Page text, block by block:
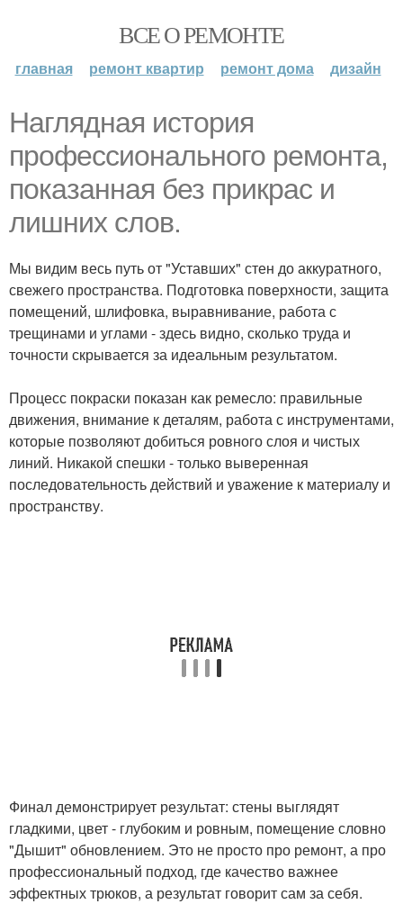
ВСЕ О РЕМОНТЕ
главная ремонт квартир ремонт дома дизайн
Наглядная история
профессионального ремонта,
показанная без прикрас и
лишних слов.
Мы видим весь путь от "Уставших" стен до аккуратного,
свежего пространства. Подготовка поверхности, защита
помещений, шлифовка, выравнивание, работа с
трещинами и углами - здесь видно, сколько труда и
точности скрывается за идеальным результатом.
Процесс покраски показан как ремесло: правильные
движения, внимание к деталям, работа с инструментами,
которые позволяют добиться ровного слоя и чистых
линий. Никакой спешки - только выверенная
последовательность действий и уважение к материалу и
пространству.
Финал демонстрирует результат: стены выглядят
гладкими, цвет - глубоким и ровным, помещение словно
"Дышит" обновлением. Это не просто про ремонт, а про
профессиональный подход, где качество важнее
эффектных трюков, а результат говорит сам за себя.